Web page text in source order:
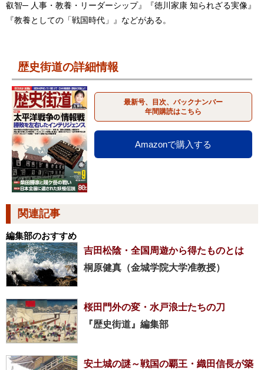
叡智─ 人事・教養・リーダーシップ』『徳川家康 知られざる実像』
『教養としての「戦国時代」』などがある。
歴史街道の詳細情報
最新号、目次、バックナンバー
年間購読はこちら
Amazonで購入する
関連記事
編集部のおすすめ
吉田松陰・全国周遊から得たものとは
桐原健真（金城学院大学准教授）
桜田門外の変・水戸浪士たちの刀
『歴史街道』編集部
安土城の謎～戦国の覇王・織田信長が築